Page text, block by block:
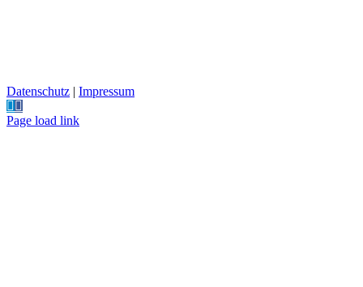
Datenschutz | Impressum
YouTube
Telegram
Page load link